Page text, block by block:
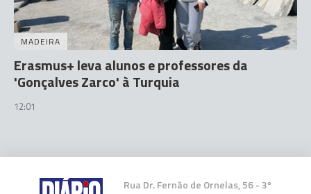
MADEIRA
Erasmus+ leva alunos e professores da
'Gonçalves Zarco' à Turquia
12:01
Rua Dr. Fernão de Ornelas, 56 - 3º